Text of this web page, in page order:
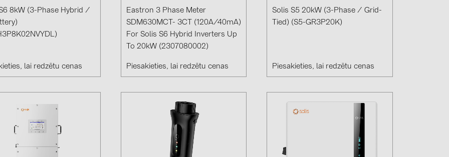
8kW (3-Phase Hybrid /
lai redzētu cenas
Eastron 3 Phase Meter
SDM630MCT- 3CT (120A/40mA)
For Solis S6 Hybrid Inverters Up
To 20kW (2307080002)
Piesakieties, lai redzētu cenas
Solis S5 20kW (3-Phase / Grid-
Tied) (S5-GR3P20K)
Piesakieties, lai redzētu cenas